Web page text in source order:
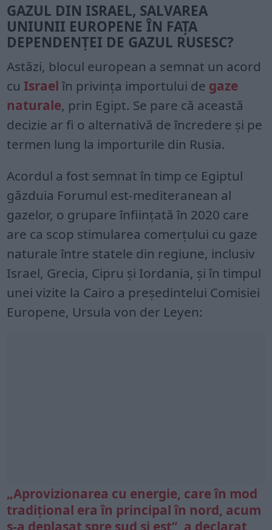
GAZUL DIN ISRAEL, SALVAREA
UNIUNII EUROPENE ÎN FAȚA
DEPENDENȚEI DE GAZUL RUSESC?
Astăzi, blocul european a semnat un acord
cu Israelîn privința importului de gaze
naturale, prin Egipt. Se pare că această
decizie ar fi o alternativă de încredere și pe
termen lung la importurile din Rusia.
Acordul a fost semnat în timp ce Egiptul
găzduia Forumul est-mediteranean al
gazelor, o grupare înființată în 2020 care
are ca scop stimularea comerțului cu gaze
naturale între statele din regiune, inclusiv
Israel, Grecia, Cipru și Iordania, și în timpul
unei vizite la Cairo a președintelui Comisiei
Europene, Ursula von der Leyen:
„Aprovizionarea cu energie, care în mod
tradiţional era în principal în nord, acum
s-a deplasat spre sud şi est”, a declarat